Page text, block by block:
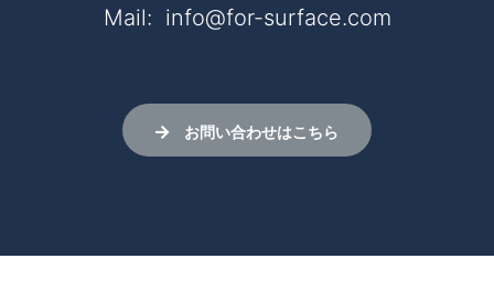
Mail: info@for-surface.com
お問い合わせはこちら